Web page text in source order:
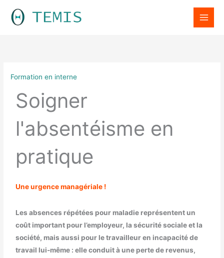
Formation en interne
Soigner
l'absentéisme en
pratique
Une urgence managériale !
Les absences répétées pour maladie représentent un
coût important pour l’employeur, la sécurité sociale et la
société, mais aussi pour le travailleur en incapacité de
travail lui-même : elle conduit à une perte de revenus,